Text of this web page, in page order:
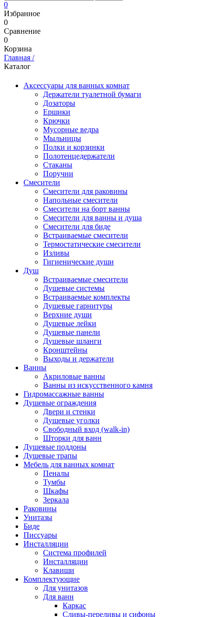
0
Избранное
0
Сравнение
0
Корзина
Главная /
Каталог
Аксессуары для ванных комнат
Держатели туалетной бумаги
Дозаторы
Ершики
Крючки
Мусорные ведра
Мыльницы
Полки и корзинки
Полотенцедержатели
Стаканы
Поручни
Смесители
Смесители для раковины
Напольные смесители
Смесители на борт ванны
Смесители для ванны и душа
Смесители для биде
Встраиваемые смесители
Термостатические смесители
Изливы
Гигиенические души
Душ
Встраиваемые смесители
Душевые системы
Встраиваемые комплекты
Душевые гарнитуры
Верхние души
Душевые лейки
Душевые панели
Душевые шланги
Кронштейны
Выходы и держатели
Ванны
Акриловые ванны
Ванны из искусственного камня
Гидромассажные ванны
Душевые ограждения
Двери и стенки
Душевые уголки
Свободный вход (walk-in)
Шторки для ванн
Душевые поддоны
Душевые трапы
Мебель для ванных комнат
Пеналы
Тумбы
Шкафы
Зеркала
Раковины
Унитазы
Биде
Писсуары
Инсталляции
Система профилей
Инсталляции
Клавиши
Комплектующие
Для унитазов
Для ванн
Каркас
Сливы-переливы и сифоны